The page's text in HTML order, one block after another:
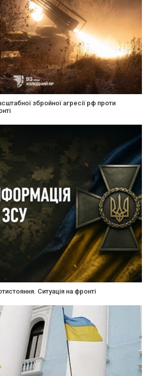
збройної агресії рф проти
Ситуація на фронті